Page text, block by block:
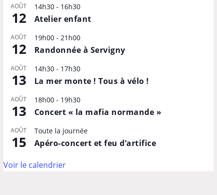
AOÛT
12
14h30- 16h30
Atelier enfant
AOÛT
12
19h00- 21h00
Randonnée à Servigny
AOÛT
13
14h30- 17h30
La mer monte ! Tous à vélo !
AOÛT
13
18h00- 19h30
Concert « la mafia normande »
AOÛT
15
Toute la journée
Apéro-concert et feu d’artifice
Voir le calendrier